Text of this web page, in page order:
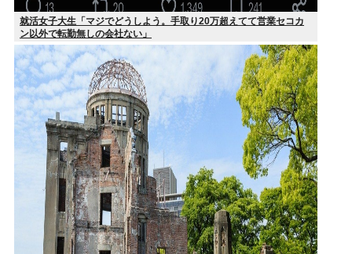
就活女子大生「マジでどうしよう。手取り20万超えてて営業セコカ
ン以外で転勤無しの会社ない」